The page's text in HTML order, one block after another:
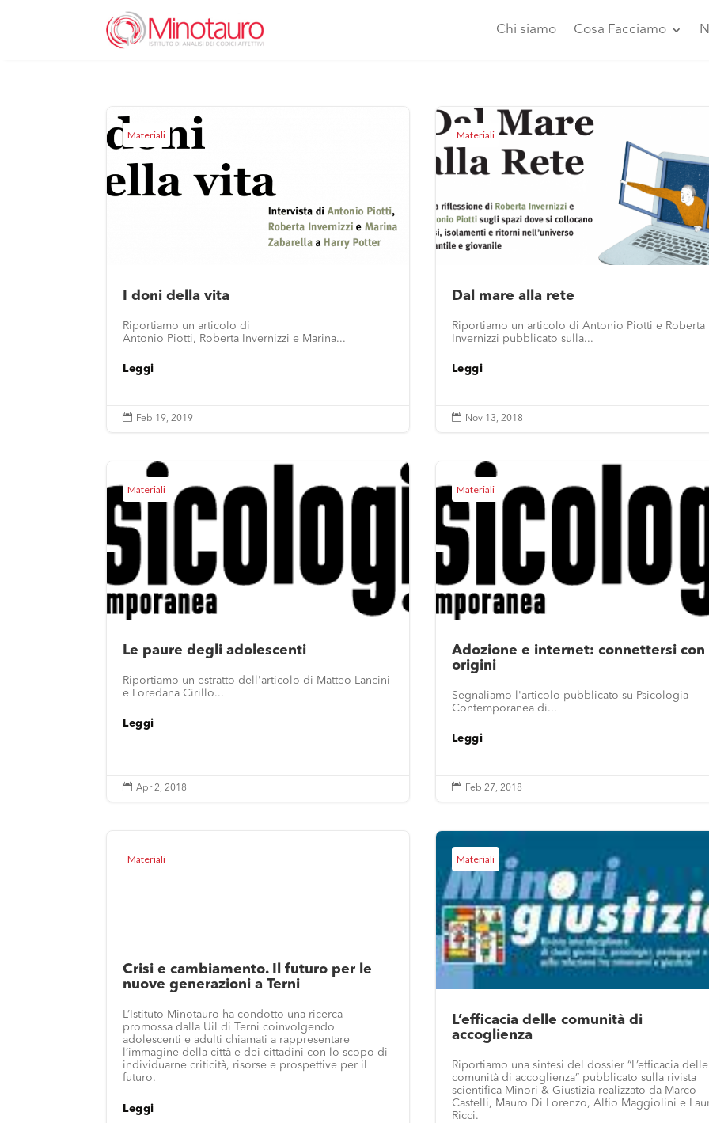
Chi siamo Cosa Facciamo
Materiali
I doni della vita
Riportiamo un articolo di
Antonio Piotti, Roberta Invernizzi e Marina...
Leggi
 Feb 19, 2019
Materiali
Dal mare alla rete
Riportiamo un articolo di Antonio Piotti e Roberta
Invernizzi pubblicato sulla...
Leggi
 Nov 13, 2018
Materiali
Le paure degli adolescenti
Riportiamo un estratto dell'articolo di Matteo Lancini
e Loredana Cirillo...
Leggi
 Apr 2, 2018
Materiali
Adozione e internet: connettersi con
origini
Segnaliamo l'articolo pubblicato su Psicologia
Contemporanea di...
Leggi
 Feb 27, 2018
Materiali
Crisi e cambiamento. Il futuro per le
nuove generazioni a Terni
L’Istituto Minotauro ha condotto una ricerca
promossa dalla Uil di Terni coinvolgendo
adolescenti e adulti chiamati a rappresentare
l’immagine della città e dei cittadini con lo scopo di
individuarne criticità, risorse e prospettive per il
futuro.
Leggi
Materiali
L’efficacia delle comunità di
accoglienza
Riportiamo una sintesi del dossier “L’efficacia delle
comunità di accoglienza” pubblicato sulla rivista
scientifica Minori & Giustizia realizzato da Marco
Castelli, Mauro Di Lorenzo, Alfio Maggiolini e
Ricci.